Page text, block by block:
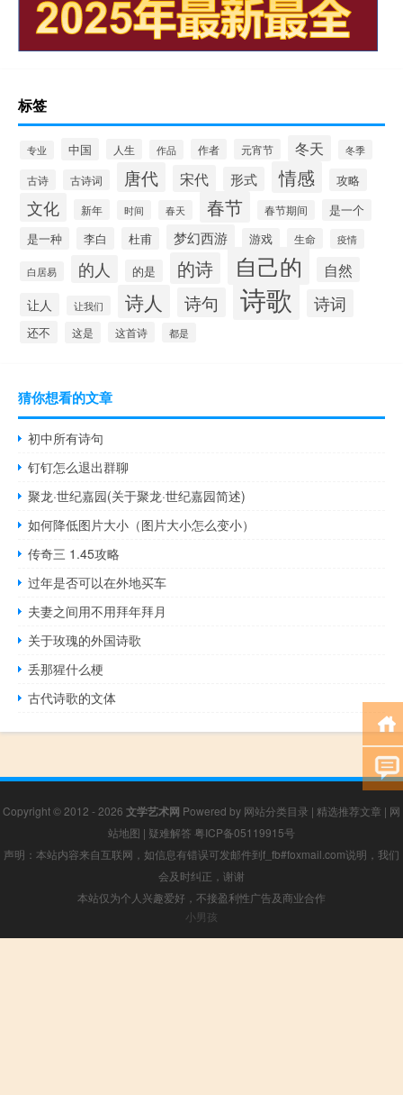
标签
专业 中国 人生 作品 作者 元宵节 冬天 冬季
古诗 古诗词 唐代 宋代 形式 情感 攻略
文化 新年 时间 春天 春节 春节期间 是一个
是一种 李白 杜甫 梦幻西游 游戏 生命 疫情
白居易 的人 的是 的诗 自己的 自然
让人 让我们 诗人 诗句 诗歌 诗词
还不 这是 这首诗 都是
猜你想看的文章
初中所有诗句
钉钉怎么退出群聊
聚龙·世纪嘉园(关于聚龙·世纪嘉园简述)
如何降低图片大小（图片大小怎么变小）
传奇三 1.45攻略
过年是否可以在外地买车
夫妻之间用不用拜年拜月
关于玫瑰的外国诗歌
丢那猩什么梗
古代诗歌的文体
Copyright © 2012 - 2026 文学艺术网 Powered by 网站分类目录 | 精选推荐文章 | 网
站地图 | 疑难解答 粤ICP备05119915号
声明：本站内容来自互联网，如信息有错误可发邮件到f_fb#foxmail.com说明，我们
会及时纠正，谢谢
本站仅为个人兴趣爱好，不接盈利性广告及商业合作
小男孩